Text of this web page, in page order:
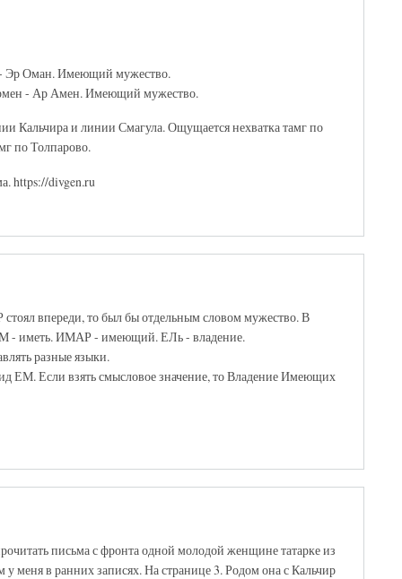
- Эр Оман. Имеющий мужество.
- Ар Амен. Имеющий мужество.
Кальчира и линии Смагула. Ощущается нехватка тамг по
по Толпарово.
https://divgen.ru
впереди, то был бы отдельным словом мужество. В
- иметь. ИМАР - имеющий. ЕЛь - владение.
разные языки.
Если взять смысловое значение, то Владение Имеющих
письма с фронта одной молодой женщине татарке из
меня в ранних записях. На странице 3. Родом она с Кальчир